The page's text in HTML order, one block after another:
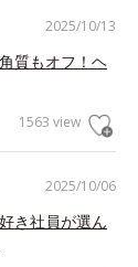
2025/10/13
質もオフ！ヘ
1563 view
2025/10/06
き社員が選ん